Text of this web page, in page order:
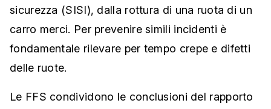
sicurezza (SISI), dalla rottura di una ruota di un
carro merci. Per prevenire simili incidenti è
fondamentale rilevare per tempo crepe e difetti
delle ruote.
Le FFS condividono le conclusioni del rapporto